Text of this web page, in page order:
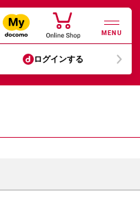
MENU
ログインする